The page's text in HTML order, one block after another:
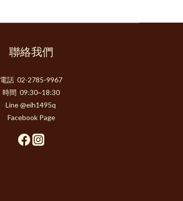
聯絡我們
電話 02-2785-9967
時間 09:30~18:30
Line @eih1495q
Facebook Page